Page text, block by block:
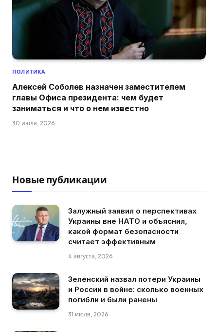
ПОЛИТИКА
Алексей Соболев назначен заместителем
главы Офиса президента: чем будет
заниматься и что о нем известно
30 июля, 2026
Новые публикации
Залужный заявил о перспективах
Украины вне НАТО и объяснил,
какой формат безопасности
считает эффективным
4 августа, 2026
Зеленский назвал потери Украины
и России в войне: сколько военных
погибли и были ранены
31 июля, 2026